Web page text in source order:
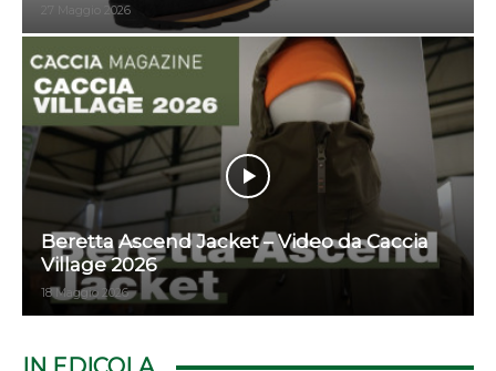
27 Maggio 2026
Beretta Ascend Jacket – Video da Caccia
Village 2026
18 Maggio 2026